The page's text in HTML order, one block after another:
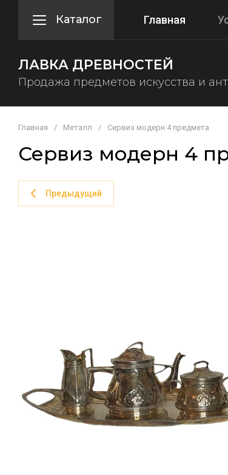
Каталог Главная
ЛАВКА ДРЕВНОСТЕЙ
Продажа предметов искусства и
Главная / Металл / Сервиз модерн 4 предмета
Сервиз модерн 4
Предыдущий